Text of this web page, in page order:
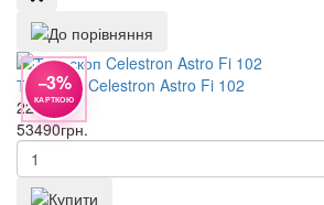
−3%
КАРТКОЮ
Телескоп Celestron Astro Fi 102
22202
53490грн.